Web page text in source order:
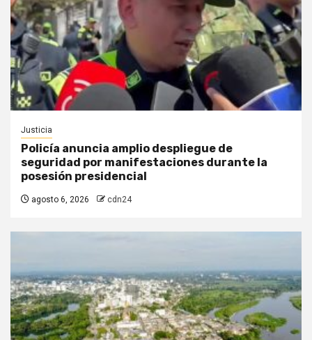
Justicia
Policía anuncia amplio despliegue de
seguridad por manifestaciones durante la
posesión presidencial
agosto 6, 2026 cdn24